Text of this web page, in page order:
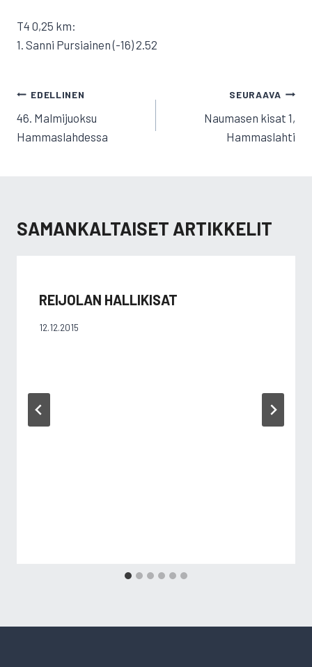
T4 0,25 km:
1. Sanni Pursiainen (-16) 2.52
ARTIKKELIEN
SELAUS
EDELLINEN
46. Malmijuoksu
Hammaslahdessa
SEURAAVA
Naumasen kisat 1,
Hammaslahti
SAMANKALTAISET ARTIKKELIT
REIJOLAN HALLIKISAT
12.12.2015